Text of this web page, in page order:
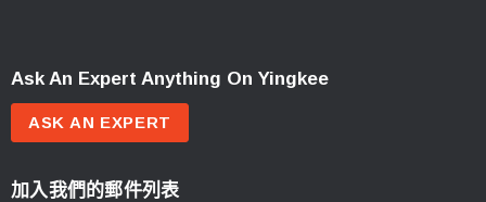
Ask An Expert Anything On Yingkee
ASK AN EXPERT
加入我們的郵件列表